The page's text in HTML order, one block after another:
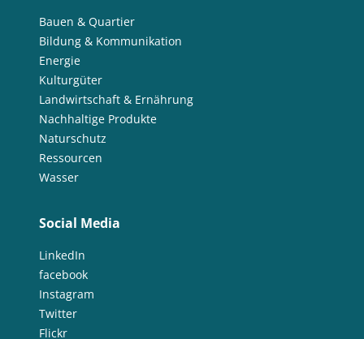
Bauen & Quartier
Bildung & Kommunikation
Energie
Kulturgüter
Landwirtschaft & Ernährung
Nachhaltige Produkte
Naturschutz
Ressourcen
Wasser
Social Media
LinkedIn
facebook
Instagram
Twitter
Flickr